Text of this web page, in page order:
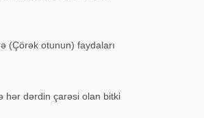
(Çörək otunun) faydaları
hər dərdin çarəsi olan bitki